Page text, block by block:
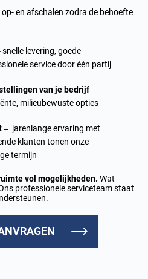
op- en afschalen zodra de behoefte
snelle levering, goede
service door één partij
van je bedrijf
milieubewuste opties
– jarenlange ervaring met
klanten tonen onze
termijn
vol mogelijkheden. Wat
professionele serviceteam staat